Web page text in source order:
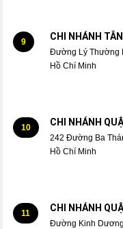
9 CHI NHÁNH
Đường Lý Thường
Hồ Chí Minh
10 CHI NHÁNH
242 Đường Ba
Hồ Chí Minh
11 CHI NHÁNH
Đường Kinh